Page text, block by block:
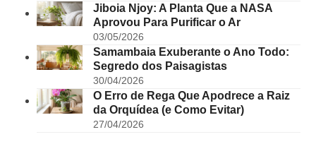
Jiboia Njoy: A Planta Que a NASA
Aprovou Para Purificar o Ar
03/05/2026
Samambaia Exuberante o Ano Todo:
Segredo dos Paisagistas
30/04/2026
O Erro de Rega Que Apodrece a Raiz
da Orquídea (e Como Evitar)
27/04/2026